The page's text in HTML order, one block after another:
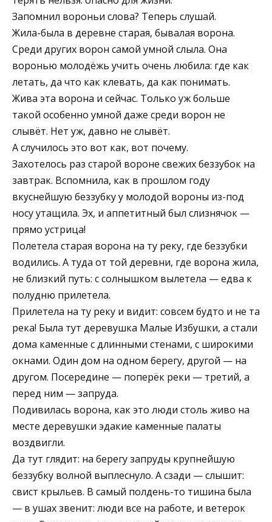
Запомнил вороньи слова? Теперь слушай.
Жила-была в деревне старая, бывалая ворона.
Среди других ворон самой умной слыла. Она
воронью молодёжь учить очень любила: где как
летать, да что как клевать, да как понимать.
Жива эта ворона и сейчас. Только уж больше
такой особенно умной даже среди ворон не
слывёт. Нет уж, давно не слывёт.
А случилось это вот как, вот почему.
Захотелось раз старой вороне свежих беззубок на
завтрак. Вспомнила, как в прошлом году
вкуснейшую беззубку у молодой вороны из-под
носу утащила. Эх, и аппетитный был слизнячок —
прямо устрица!
Полетела старая ворона на ту реку, где беззубки
водились. А туда от той деревни, где ворона жила,
не близкий путь: с солнышком вылетела — едва к
полудню прилетела.
Прилетела на ту реку и видит: совсем будто и не та
река! Была тут деревушка Малые Избушки, а стали
дома каменные с длинными стенами, с широкими
окнами. Один дом на одном берегу, другой — на
другом. Посередине — поперёк реки — третий, а
перед ним — запруда.
Подивилась ворона, как это люди столь живо на
месте деревушки эдакие каменные палаты
воздвигли.
Да тут глядит: на берегу запруды крупнейшую
беззубку волной выплеснуло. А сзади — слышит:
свист крыльев. В самый полдень-то тишина была
— в ушах звенит: люди все на работе, и ветерок